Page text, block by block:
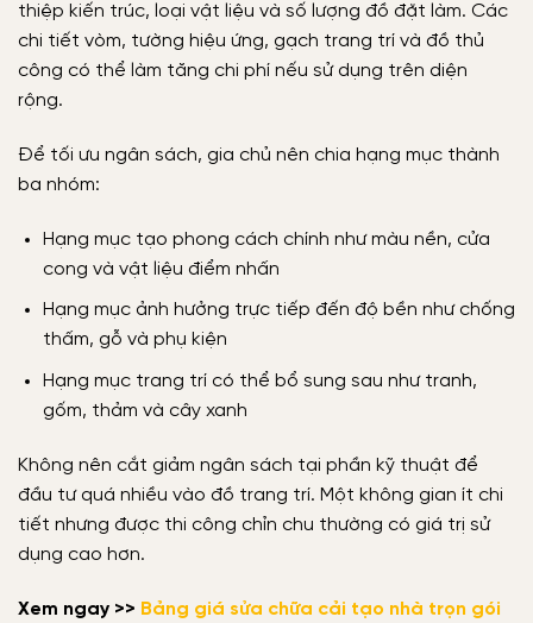
thiệp kiến trúc, loại vật liệu và số lượng đồ đặt làm. Các
chi tiết vòm, tường hiệu ứng, gạch trang trí và đồ thủ
công có thể làm tăng chi phí nếu sử dụng trên diện
rộng.
Để tối ưu ngân sách, gia chủ nên chia hạng mục thành
ba nhóm:
Hạng mục tạo phong cách chính như màu nền, cửa
cong và vật liệu điểm nhấn
Hạng mục ảnh hưởng trực tiếp đến độ bền như chống
thấm, gỗ và phụ kiện
Hạng mục trang trí có thể bổ sung sau như tranh,
gốm, thảm và cây xanh
Không nên cắt giảm ngân sách tại phần kỹ thuật để
đầu tư quá nhiều vào đồ trang trí. Một không gian ít chi
tiết nhưng được thi công chỉn chu thường có giá trị sử
dụng cao hơn.
Xem ngay >> Bảng giá sửa chữa cải tạo nhà trọn gói